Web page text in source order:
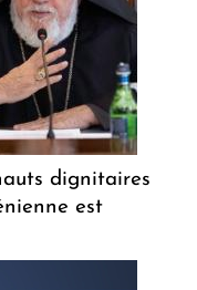
dignitaires
est